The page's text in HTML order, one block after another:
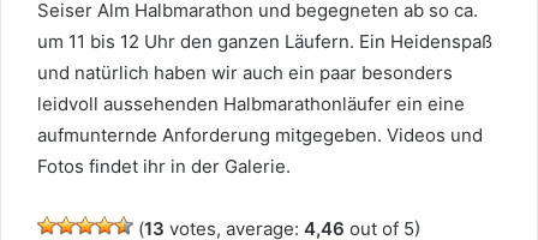
Seiser Alm Halbmarathon und begegneten ab so ca.
um 11 bis 12 Uhr den ganzen Läufern. Ein Heidenspaß
und natürlich haben wir auch ein paar besonders
leidvoll aussehenden Halbmarathonläufer ein eine
aufmunternde Anforderung mitgegeben. Videos und
Fotos findet ihr in der Galerie.
(13 votes, average: 4,46 out of 5)